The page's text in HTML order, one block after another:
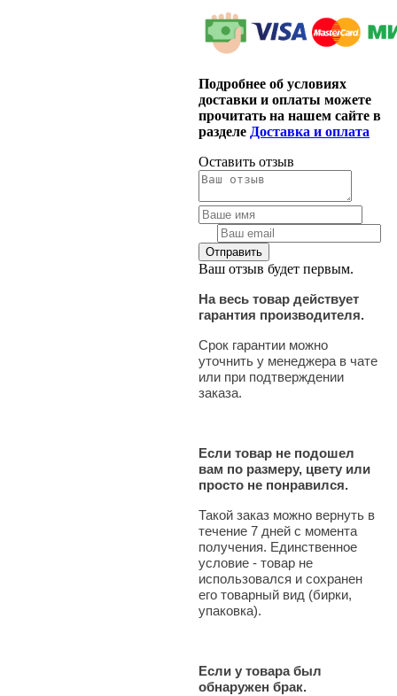
Подробнее об условиях
доставки и оплаты можете
прочитать на нашем сайте в
разделе Доставка и оплата
Оставить отзыв
Ваш отзыв будет первым.
На весь товар действует
гарантия производителя.
Срок гарантии можно
уточнить у менеджера в чате
или при подтверждении
заказа.
Если товар не подошел
вам по размеру, цвету или
просто не понравился.
Такой заказ можно вернуть в
течение 7 дней с момента
получения. Единственное
условие - товар не
использовался и сохранен
его товарный вид (бирки,
упаковка).
Если у товара был
обнаружен брак.